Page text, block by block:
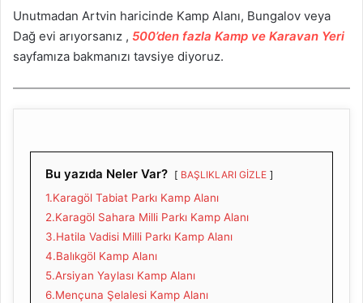
Unutmadan Artvin haricinde Kamp Alanı, Bungalov veya
Dağ evi arıyorsanız , 500’den fazla Kamp ve Karavan Yeri
sayfamıza bakmanızı tavsiye diyoruz.
Bu yazıda Neler Var? BAŞLIKLARI GİZLE
1.Karagöl Tabiat Parkı Kamp Alanı
2.Karagöl Sahara Milli Parkı Kamp Alanı
3.Hatila Vadisi Milli Parkı Kamp Alanı
4.Balıkgöl Kamp Alanı
5.Arsiyan Yaylası Kamp Alanı
6.Mençuna Şelalesi Kamp Alanı